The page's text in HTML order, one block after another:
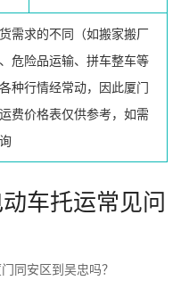
需求的不同（如搬家搬厂
危险品运输、拼车整车等
种行情经常动，因此厦门
费价格表仅供参考，如需
车托运常见问
同安区到吴忠吗？